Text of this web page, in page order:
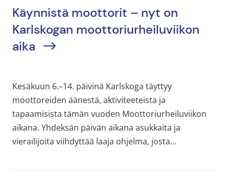
Käynnistä moottorit – nyt on
Karlskogan moottoriurheiluviikon
aika
Kesäkuun 6.–14. päivinä Karlskoga täyttyy
moottoreiden äänestä, aktiviteeteista ja
tapaamisista tämän vuoden Moottoriurheiluviikon
aikana. Yhdeksän päivän aikana asukkaita ja
vierailijoita viihdyttää laaja ohjelma, josta...